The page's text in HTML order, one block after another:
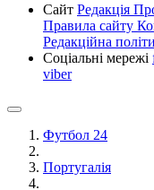
Сайт Редакція
Правила сайту
Редакційна
Соціальні мережі
viber
Футбол 24
Португалія